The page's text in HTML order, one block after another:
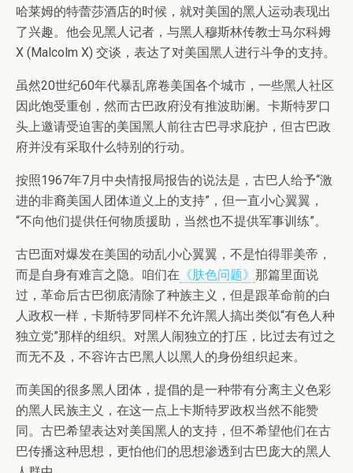
哈莱姆的特蕾莎酒店的时候，就对美国的黑人运动表现出
了兴趣。他会见黑人记者，与黑人穆斯林传教士马尔科姆
X (Malcolm X) 交谈，表达了对美国黑人进行斗争的支持。
虽然20世纪60年代暴乱席卷美国各个城市，一些黑人社区
因此饱受重创，然而古巴政府没有推波助澜。卡斯特罗口
头上邀请受迫害的美国黑人前往古巴寻求庇护，但古巴政
府并没有采取什么特别的行动。
按照1967年7月中央情报局报告的说法是，古巴人给予“激
进的非裔美国人团体道义上的支持”，但一直小心翼翼，
“不向他们提供任何物质援助，当然也不提供军事训练”。
古巴面对爆发在美国的动乱小心翼翼，不是怕得罪美帝，
而是自身有难言之隐。咱们在 《肤色问题》 那篇里面说
过，革命后古巴彻底清除了种族主义，但是跟革命前的白
人政权一样，卡斯特罗同样不允许黑人搞出类似“有色人种
独立党”那样的组织。对黑人闹独立的打压，比过去有过之
而无不及，不容许古巴黑人以黑人的身份组织起来。
而美国的很多黑人团体，提倡的是一种带有分离主义色彩
的黑人民族主义，在这一点上卡斯特罗政权当然不能赞
同。古巴希望表达对美国黑人的支持，但不希望他们在古
巴传播这种思想，更怕他们的思想渗透到古巴庞大的黑人